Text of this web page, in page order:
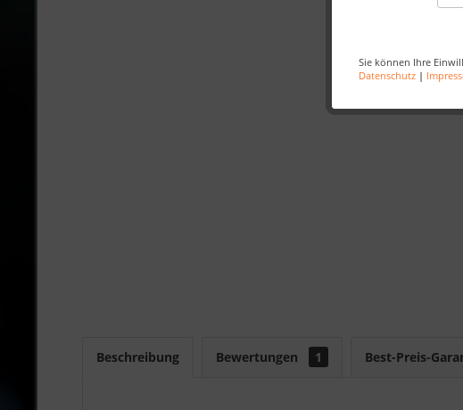
Sie können Ihre
Datenschutz |
Beschreibung Bewertungen 1 Best-Preis-